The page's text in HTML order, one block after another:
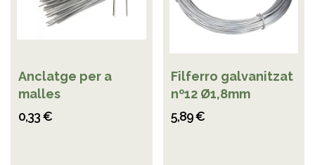
Anclatge per a
malles
0,33 €
Filferro galvanitzat
nº12 Ø1,8mm
5,89 €